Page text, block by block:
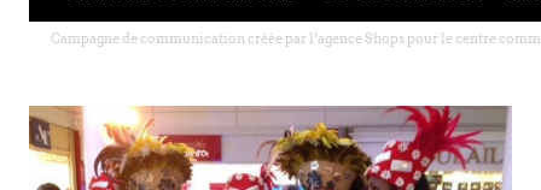
Campagne de communication créée par l’agence Shops pour le centre